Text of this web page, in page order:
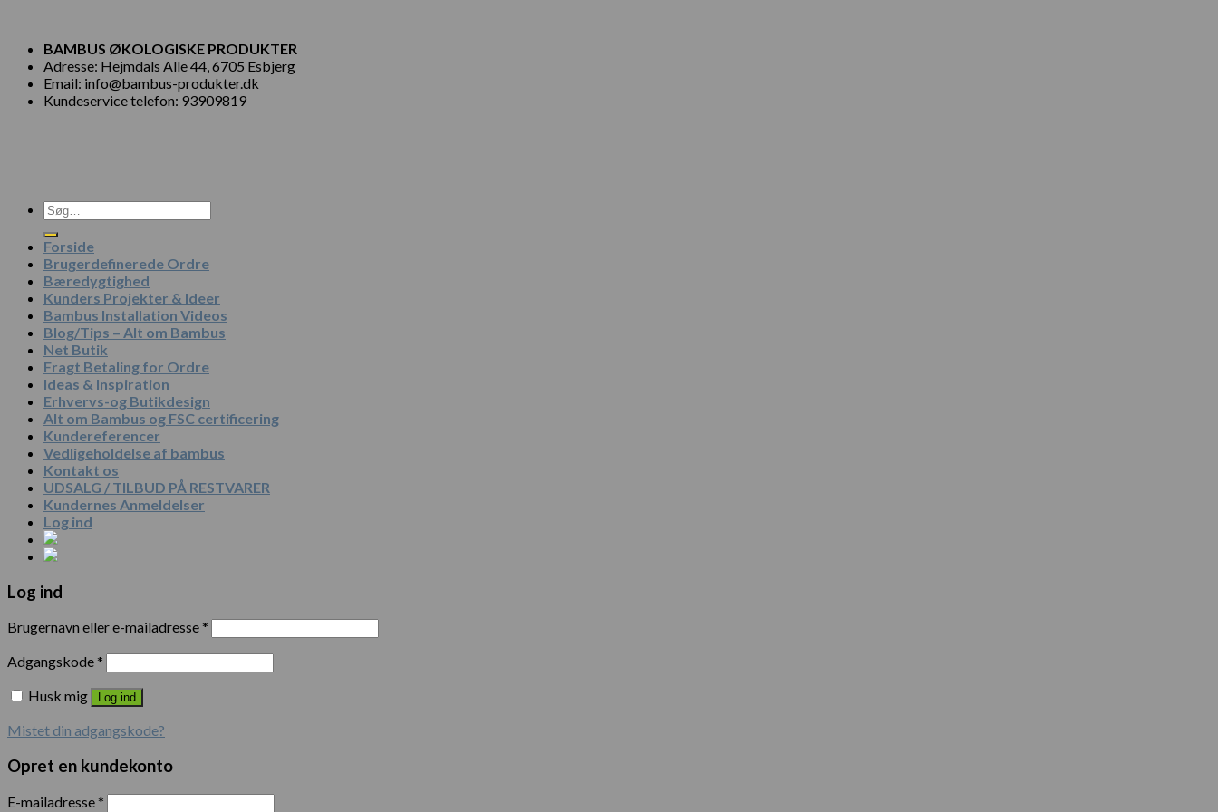
BAMBUS ØKOLOGISKE PRODUKTER
Adresse: Hejmdals Alle 44, 6705 Esbjerg
Email: info@bambus-produkter.dk
Kundeservice telefon: 93909819
Søg
efter:
Forside
Brugerdefinerede Ordre
Bæredygtighed
Kunders Projekter & Ideer
Bambus Installation Videos
Blog/Tips – Alt om Bambus
Net Butik
Fragt Betaling for Ordre
Ideas & Inspiration
Erhvervs-og Butikdesign
Alt om Bambus og FSC certificering
Kundereferencer
Vedligeholdelse af bambus
Kontakt os
UDSALG / TILBUD PÅ RESTVARER
Kundernes Anmeldelser
Log ind
Log ind
Brugernavn eller e-mailadresse*
Adgangskode*
Husk mig
Log ind
Mistet din adgangskode?
Opret en kundekonto
E-mailadresse*